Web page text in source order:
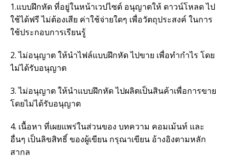
1.แบบฝึกหัด ที่อยู่ในหน้าเวปไซต์ อนุญาตให้ ดาวน์โหลด ไป
ใช้ได้ฟรี ไม่ต้องเสีย ค่าใช้จ่ายใดๆ เพื่อวัตถุประสงค์ ในการ
ใช้ประกอบการเรียนรู้
2. ไม่อนุญาต ให้นำไฟล์แบบฝึกหัด ไปขาย เพื่อทำกำไร โดย
ไม่ได้รับอนุญาต
3. ไม่อนุญาต ให้นำแบบฝึกหัด ไปผลิตเป็นสินค้าเพื่อการขาย
โดยไม่ได้รับอนุญาต
4. เนื้อหา ที่เผยแพร่ในส่วนของ บทความ คอมเม้นท์ และ
อื่นๆ เป็นลิขสิทธิ์ ของผู้เขียน กรุณาเขียน อ้างอิงตามหลัก
สากล